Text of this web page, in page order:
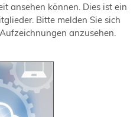
ansehen können. Dies ist ein
Bitte melden Sie sich
anzusehen.